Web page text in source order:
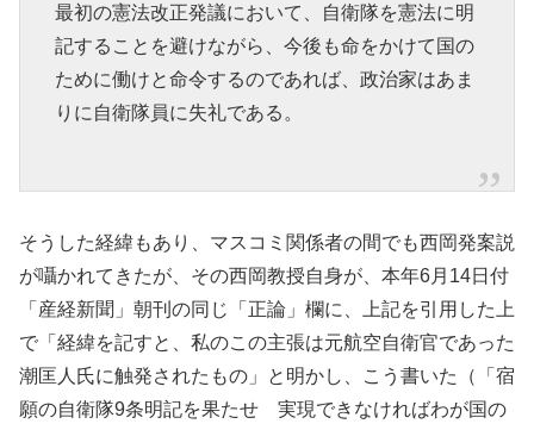
最初の憲法改正発議において、自衛隊を憲法に明
記することを避けながら、今後も命をかけて国の
ために働けと命令するのであれば、政治家はあま
りに自衛隊員に失礼である。
そうした経緯もあり、マスコミ関係者の間でも西岡発案説
が囁かれてきたが、その西岡教授自身が、本年6月14日付
「産経新聞」朝刊の同じ「正論」欄に、上記を引用した上
で「経緯を記すと、私のこの主張は元航空自衛官であった
潮匡人氏に触発されたもの」と明かし、こう書いた（「宿
願の自衛隊9条明記を果たせ 実現できなければわが国の